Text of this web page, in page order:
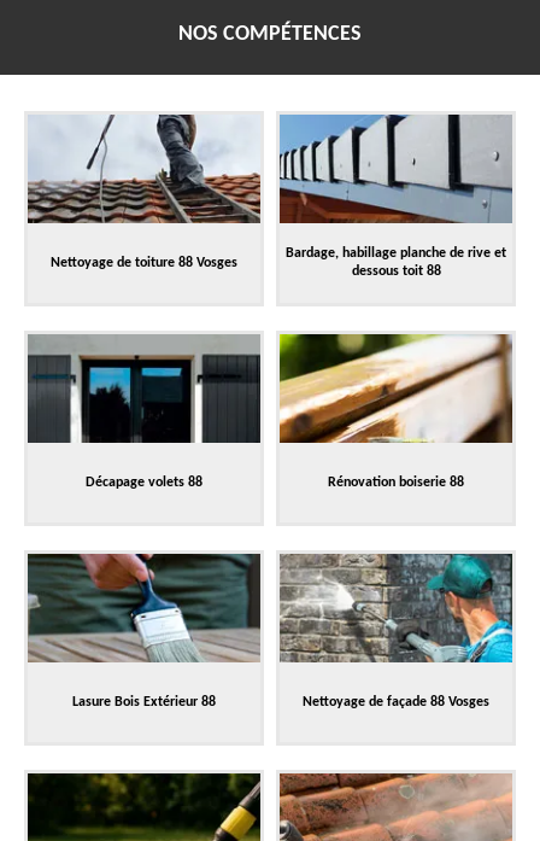
NOS COMPÉTENCES
Nettoyage de toiture 88 Vosges
Bardage, habillage planche de rive et
dessous toit 88
Décapage volets 88 Rénovation boiserie 88
Lasure Bois Extérieur 88 Nettoyage de façade 88 Vosges